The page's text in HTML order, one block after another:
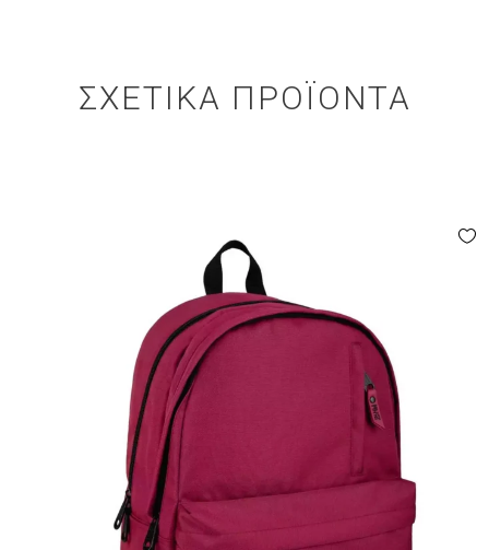
ΣΧΕΤΙΚΆ ΠΡΟΪΌΝΤΑ